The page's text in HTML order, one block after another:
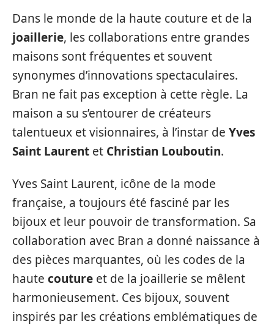
Dans le monde de la haute couture et de la
joaillerie, les collaborations entre grandes
maisons sont fréquentes et souvent
synonymes d’innovations spectaculaires.
Bran ne fait pas exception à cette règle. La
maison a su s’entourer de créateurs
talentueux et visionnaires, à l’instar de Yves
Saint Laurent et Christian Louboutin.
Yves Saint Laurent, icône de la mode
française, a toujours été fasciné par les
bijoux et leur pouvoir de transformation. Sa
collaboration avec Bran a donné naissance à
des pièces marquantes, où les codes de la
haute couture et de la joaillerie se mêlent
harmonieusement. Ces bijoux, souvent
inspirés par les créations emblématiques de